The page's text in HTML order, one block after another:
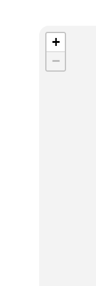
+
−